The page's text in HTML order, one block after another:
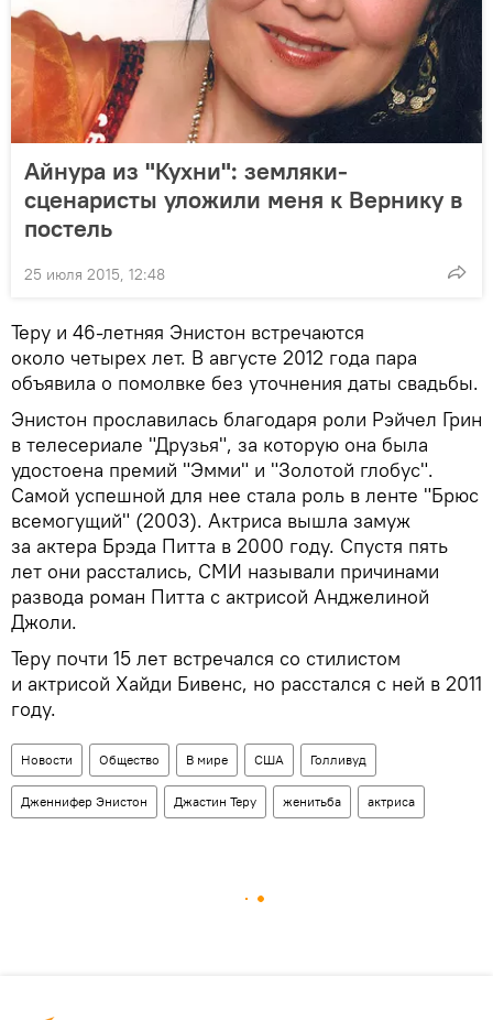
Айнура из "Кухни": земляки-
сценаристы уложили меня к Вернику в
постель
25 июля 2015, 12:48
Теру и 46-летняя Энистон встречаются
около четырех лет. В августе 2012 года пара
объявила о помолвке без уточнения даты свадьбы.
Энистон прославилась благодаря роли Рэйчел Грин
в телесериале "Друзья", за которую она была
удостоена премий "Эмми" и "Золотой глобус".
Самой успешной для нее стала роль в ленте "Брюс
всемогущий" (2003). Актриса вышла замуж
за актера Брэда Питта в 2000 году. Спустя пять
лет они расстались, СМИ называли причинами
развода роман Питта с актрисой Анджелиной
Джоли.
Теру почти 15 лет встречался со стилистом
и актрисой Хайди Бивенс, но расстался с ней в 2011
году.
Новости Общество В мире США Голливуд
Дженнифер Энистон Джастин Теру женитьба актриса